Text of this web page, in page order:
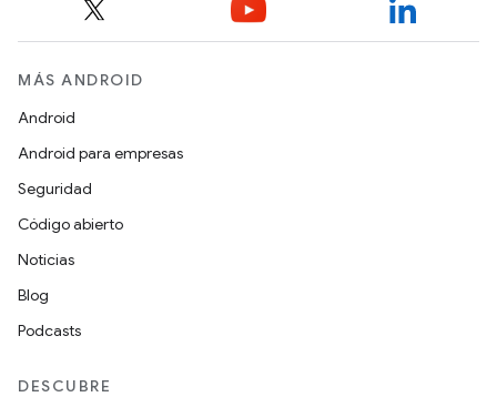
MÁS ANDROID
Android
Android para empresas
Seguridad
Código abierto
Noticias
Blog
Podcasts
DESCUBRE